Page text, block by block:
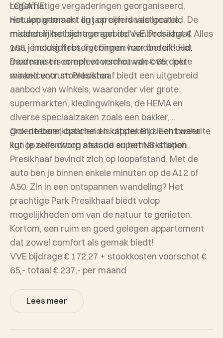
regelmatige vergaderingen georganiseerd,
notulen gemaakt en jaarcijfers vastgesteld. De
maandelijkse bijdrage aan de VvE bedraagt €
165,- inclusief reserveringen voor onderhoud.
Daarnaast is er een voorschot van € 65,- per
maand voor stookkosten.
LOCATIE
Het appartement ligt op een ideale locatie,
midden in het centrumgebied van Presikhaaf. Alles
wat je nodig hebt, ligt binnen handbereik! Het
moderne en compleet vernieuwde overdekte
winkelcentrum Presikhaaf biedt een uitgebreid
aanbod van winkels, waaronder vier grote
supermarkten, kledingwinkels, de HEMA en
diverse speciaalzaken zoals een bakker,
groenteboer, opticien en kapper. Bij slecht weer
kun je zelfs droog naar de supermarkt lopen.
Ook de bereikbaarheid is uitstekend. Een bushalte
ligt op steenworp afstand en het NS-station
Presikhaaf bevindt zich op loopafstand. Met de
auto ben je binnen enkele minuten op de A12 of
A50. Zin in een ontspannen wandeling? Het
prachtige Park Presikhaaf biedt volop
mogelijkheden om van de natuur te genieten.
Kortom, een ruim en goed gelegen appartement
dat zowel comfort als gemak biedt!
VVE bijdrage € 172,27 + stookkosten voorschot €
65,- totaal € 237,- per maand
Lees meer